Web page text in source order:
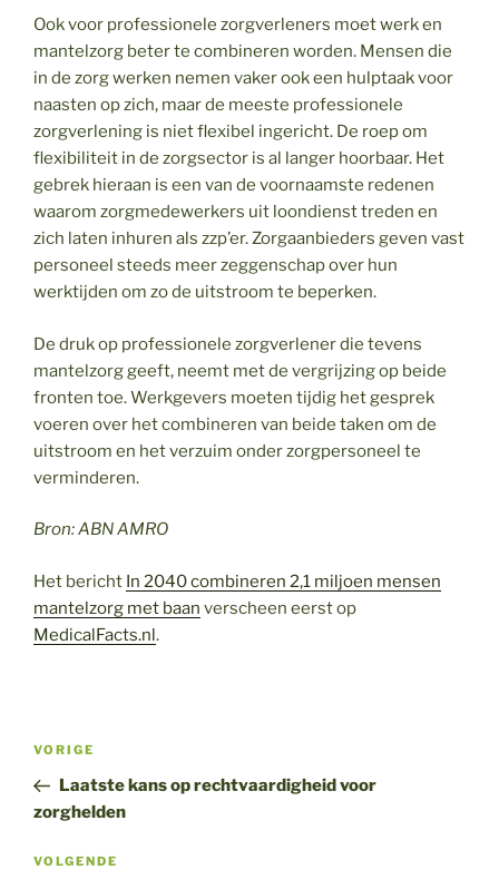
Ook voor professionele zorgverleners moet werk en
mantelzorg beter te combineren worden. Mensen die
in de zorg werken nemen vaker ook een hulptaak voor
naasten op zich, maar de meeste professionele
zorgverlening is niet flexibel ingericht. De roep om
flexibiliteit in de zorgsector is al langer hoorbaar. Het
gebrek hieraan is een van de voornaamste redenen
waarom zorgmedewerkers uit loondienst treden en
zich laten inhuren als zzp’er. Zorgaanbieders geven vast
personeel steeds meer zeggenschap over hun
werktijden om zo de uitstroom te beperken.
De druk op professionele zorgverlener die tevens
mantelzorg geeft, neemt met de vergrijzing op beide
fronten toe. Werkgevers moeten tijdig het gesprek
voeren over het combineren van beide taken om de
uitstroom en het verzuim onder zorgpersoneel te
verminderen.
Bron: ABN AMRO
Het bericht In 2040 combineren 2,1 miljoen mensen
mantelzorg met baan verscheen eerst op
MedicalFacts.nl.
Bericht
Vorig
bericht
VORIGE
Laatste kans op rechtvaardigheid voor
zorghelden
Volgend
VOLGENDE